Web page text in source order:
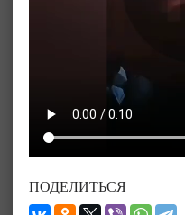
ПОДЕЛИТЬСЯ